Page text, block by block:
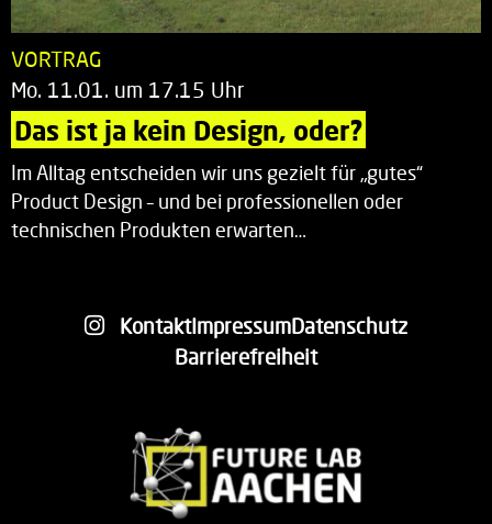
VORTRAG
Mo. 11.01. um 17.15 Uhr
Das ist ja kein Design, oder?
Im Alltag entscheiden wir uns gezielt für „gutes“
Product Design – und bei professionellen oder
technischen Produkten erwarten…
KontaktImpressumDatenschutz
Barrierefreiheit